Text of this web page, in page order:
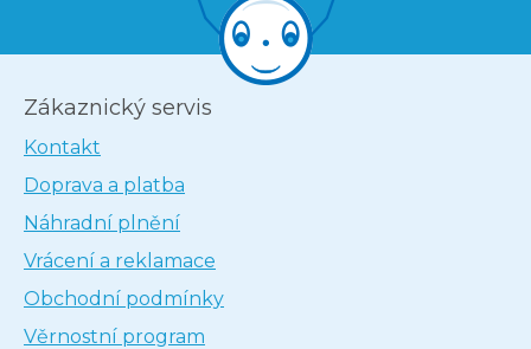
Zákaznický servis
Kontakt
Doprava a platba
Náhradní plnění
Vrácení a reklamace
Obchodní podmínky
Věrnostní program